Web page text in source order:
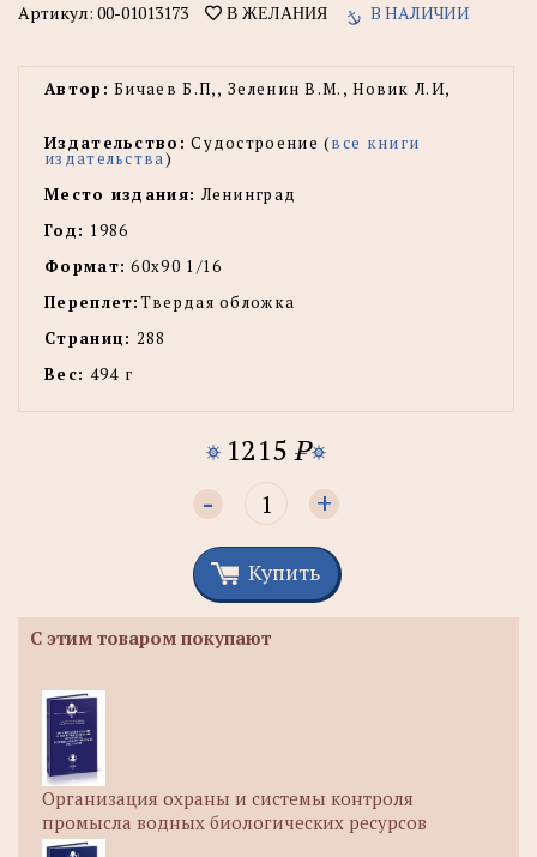
Артикул: 00-01013173 В ЖЕЛАНИЯ В НАЛИЧИИ
Автор: Бичаев Б.П,, Зеленин В.М., Новик Л.И,
Издательство: Судостроение (все книги
издательства)
Место издания: Ленинград
Год: 1986
Формат: 60х90 1/16
Переплет:Твердая обложка
Страниц: 288
Вес: 494 г
1215 P
- +
Купить
С этим товаром покупают
Организация охраны и системы контроля
промысла водных биологических ресурсов